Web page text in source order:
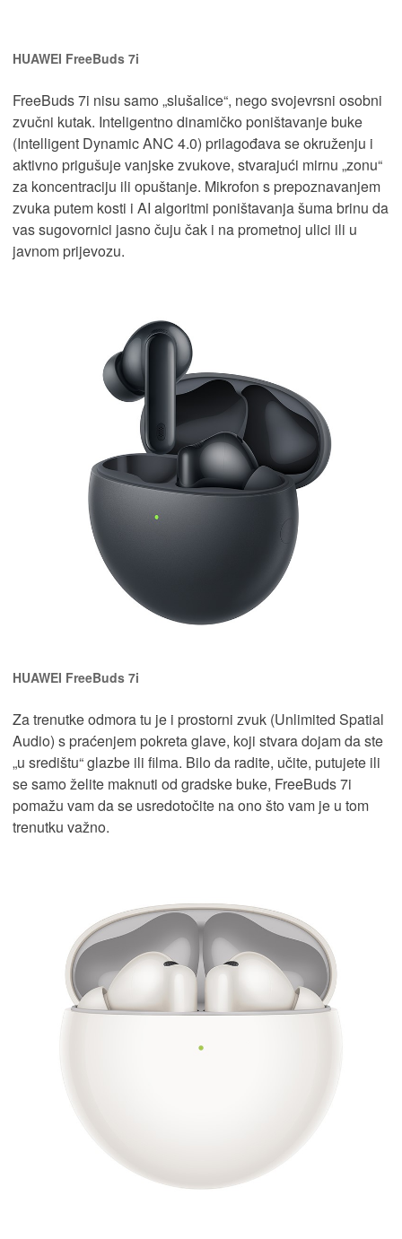
HUAWEI FreeBuds 7i
FreeBuds 7i nisu samo „slušalice“, nego svojevrsni osobni
zvučni kutak. Inteligentno dinamičko poništavanje buke
(Intelligent Dynamic ANC 4.0) prilagođava se okruženju i
aktivno prigušuje vanjske zvukove, stvarajući mirnu „zonu“
za koncentraciju ili opuštanje. Mikrofon s prepoznavanjem
zvuka putem kosti i AI algoritmi poništavanja šuma brinu da
vas sugovornici jasno čuju čak i na prometnoj ulici ili u
javnom prijevozu.
HUAWEI FreeBuds 7i
Za trenutke odmora tu je i prostorni zvuk (Unlimited Spatial
Audio) s praćenjem pokreta glave, koji stvara dojam da ste
„u središtu“ glazbe ili filma. Bilo da radite, učite, putujete ili
se samo želite maknuti od gradske buke, FreeBuds 7i
pomažu vam da se usredotočite na ono što vam je u tom
trenutku važno.